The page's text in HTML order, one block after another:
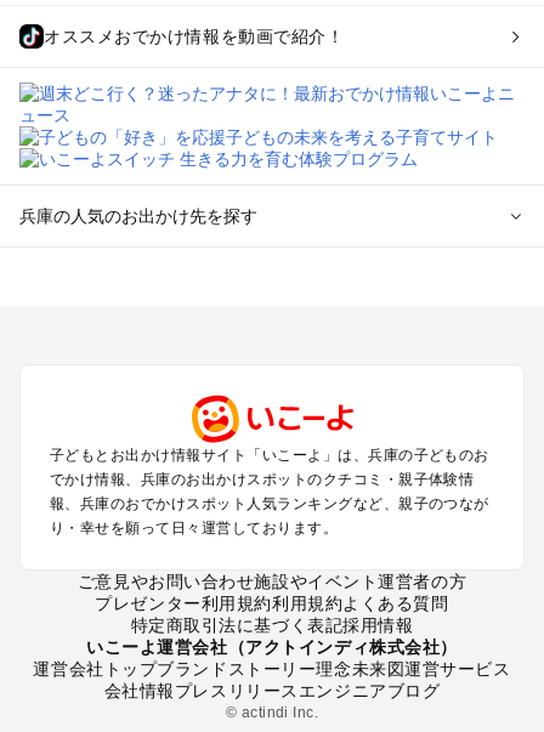
オススメおでかけ情報を動画で紹介！
兵庫の人気のお出かけ先を探す
淡路島のプールお出かけ
城崎・豊岡・竹野のプールお出かけ
神鍋・養父・和田山・鉢伏のプールお出かけ
香住・湯村・浜坂のプールお出かけ
兵庫の遊園地
兵庫の動物園
兵庫のバーベキュー
兵庫の釣り
兵庫の牧場
子どもとお出かけ情報サイト「いこーよ」は、兵庫の子どものお
でかけ情報、兵庫のお出かけスポットのクチコミ・親子体験情
報、兵庫のおでかけスポット人気ランキングなど、親子のつなが
り・幸せを願って日々運営しております。
ご意見やお問い合わせ施設やイベント運営者の方
プレゼンター利用規約利用規約よくある質問
特定商取引法に基づく表記採用情報
いこーよ運営会社（アクトインディ株式会社）
運営会社トップブランドストーリー理念未来図運営サービス
会社情報プレスリリース エンジニアブログ
© actindi Inc.